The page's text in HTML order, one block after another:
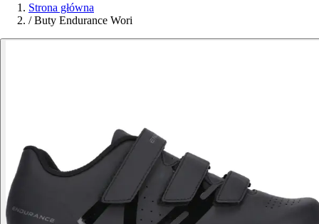
Strona główna
/ Buty Endurance Wori